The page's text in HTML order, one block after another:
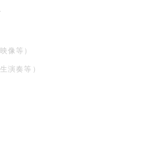
像等）
演奏等）